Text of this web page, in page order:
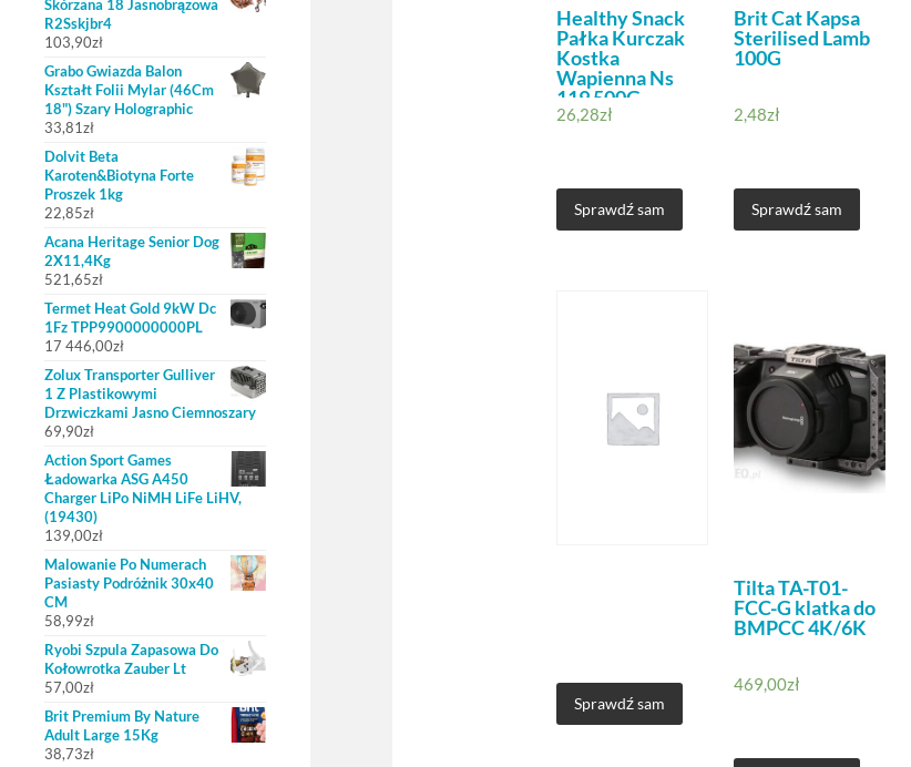
Skórzana 18 Jasnobrązowa
R2Sskjbr4
103,90zł
Grabo Gwiazda Balon
Kształt Folii Mylar (46Cm
18") Szary Holographic
33,81zł
Dolvit Beta
Karoten&Biotyna Forte
Proszek 1kg
22,85zł
Acana Heritage Senior Dog
2X11,4Kg
521,65zł
Termet Heat Gold 9kW Dc
1Fz TPP9900000000PL
17 446,00zł
Zolux Transporter Gulliver
1 Z Plastikowymi
Drzwiczkami Jasno Ciemnoszary
69,90zł
Action Sport Games
Ładowarka ASG A450
Charger LiPo NiMH LiFe LiHV,
(19430)
139,00zł
Malowanie Po Numerach
Pasiasty Podróżnik 30x40
CM
58,99zł
Ryobi Szpula Zapasowa Do
Kołowrotka Zauber Lt
57,00zł
Brit Premium By Nature
Adult Large 15Kg
38,73zł
Healthy Snack
Pałka Kurczak
Kostka
Wapienna Ns
119 500G
26,28zł
Sprawdź sam
Brit Cat Kapsa
Sterilised Lamb
100G
2,48zł
Sprawdź sam
Sprawdź sam
Tilta TA-T01-
FCC-G klatka do
BMPCC 4K/6K
469,00zł